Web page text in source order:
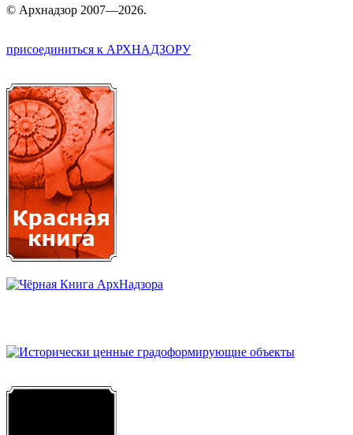
© Архнадзор 2007—2026.
присоединиться к АРХНАДЗОРУ